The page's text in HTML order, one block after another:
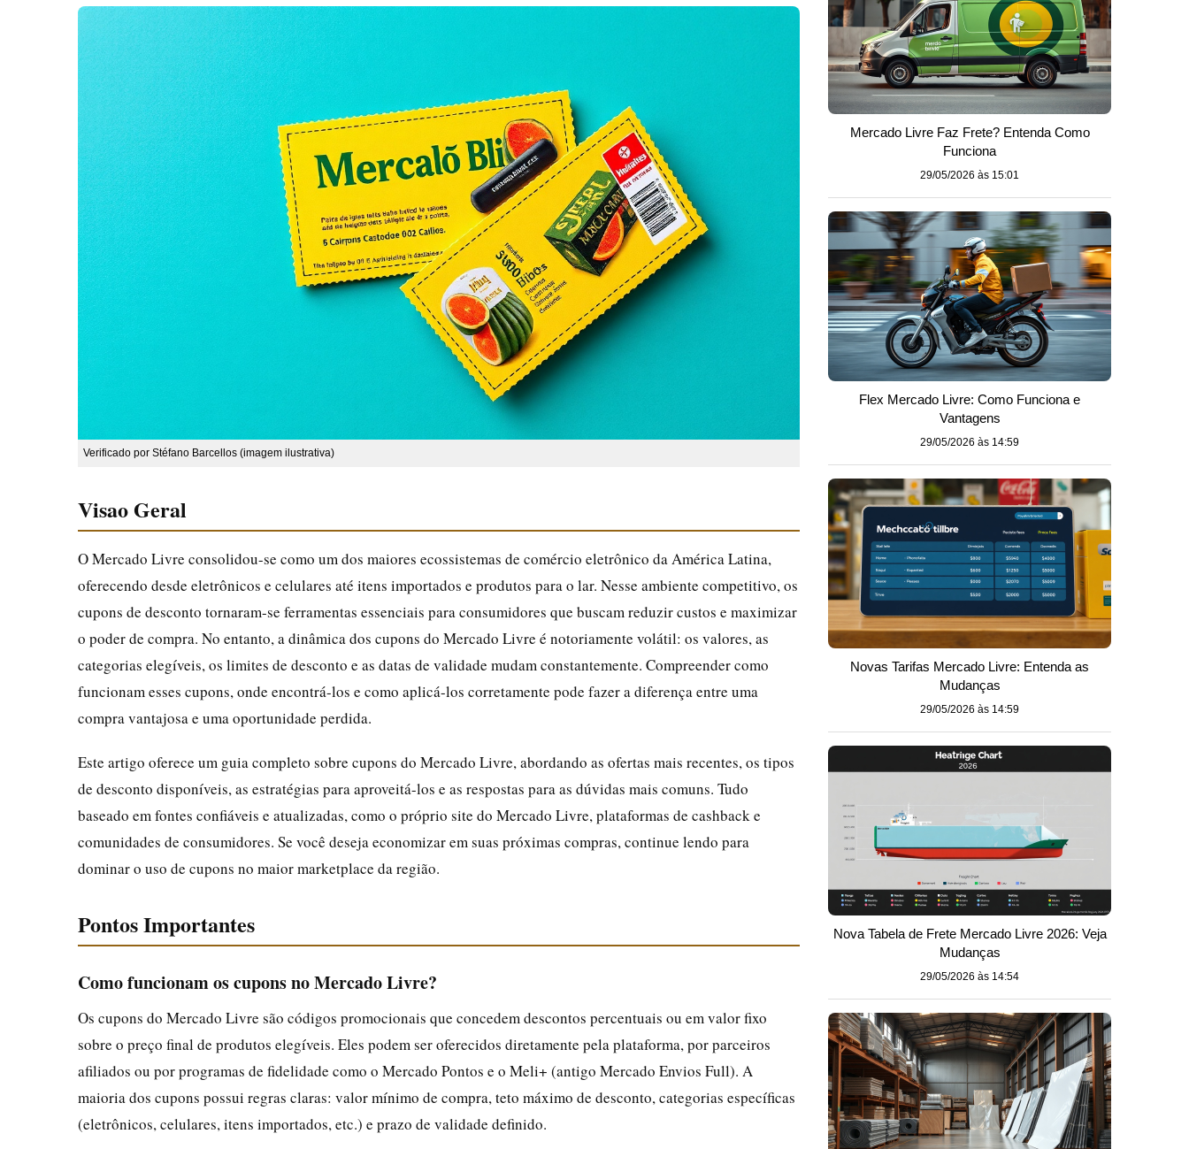
Verificado por Stéfano Barcellos (imagem ilustrativa)
Visao Geral
O Mercado Livre consolidou-se como um dos maiores ecossistemas de comércio eletrônico da América Latina,
oferecendo desde eletrônicos e celulares até itens importados e produtos para o lar. Nesse ambiente competitivo, os
cupons de desconto tornaram-se ferramentas essenciais para consumidores que buscam reduzir custos e maximizar
o poder de compra. No entanto, a dinâmica dos cupons do Mercado Livre é notoriamente volátil: os valores, as
categorias elegíveis, os limites de desconto e as datas de validade mudam constantemente. Compreender como
funcionam esses cupons, onde encontrá-los e como aplicá-los corretamente pode fazer a diferença entre uma
compra vantajosa e uma oportunidade perdida.
Este artigo oferece um guia completo sobre cupons do Mercado Livre, abordando as ofertas mais recentes, os tipos
de desconto disponíveis, as estratégias para aproveitá-los e as respostas para as dúvidas mais comuns. Tudo
baseado em fontes confiáveis e atualizadas, como o próprio site do Mercado Livre, plataformas de cashback e
comunidades de consumidores. Se você deseja economizar em suas próximas compras, continue lendo para
dominar o uso de cupons no maior marketplace da região.
Pontos Importantes
Como funcionam os cupons no Mercado Livre?
Os cupons do Mercado Livre são códigos promocionais que concedem descontos percentuais ou em valor fixo
sobre o preço final de produtos elegíveis. Eles podem ser oferecidos diretamente pela plataforma, por parceiros
afiliados ou por programas de fidelidade como o Mercado Pontos e o Meli+ (antigo Mercado Envios Full). A
maioria dos cupons possui regras claras: valor mínimo de compra, teto máximo de desconto, categorias específicas
(eletrônicos, celulares, itens importados, etc.) e prazo de validade definido.
Mercado Livre Faz Frete? Entenda Como
Funciona
29/05/2026 às 15:01
Flex Mercado Livre: Como Funciona e
Vantagens
29/05/2026 às 14:59
Novas Tarifas Mercado Livre: Entenda as
Mudanças
29/05/2026 às 14:59
Nova Tabela de Frete Mercado Livre 2026: Veja
Mudanças
29/05/2026 às 14:54